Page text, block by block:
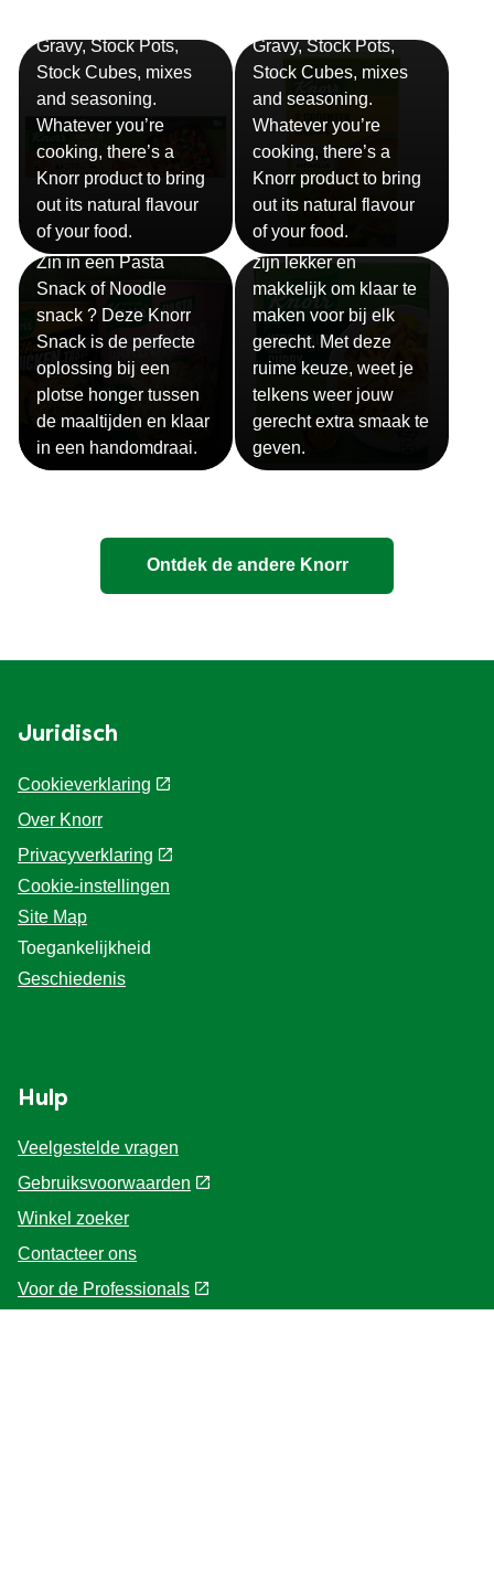
Gravy, Stock Pots,
Stock Cubes, mixes
and seasoning.
Whatever you’re
cooking, there’s a
Knorr product to bring
out its natural flavour
of your food.
Gravy, Stock Pots,
Stock Cubes, mixes
and seasoning.
Whatever you’re
cooking, there’s a
Knorr product to bring
out its natural flavour
of your food.
Snackpots
Zin in een Pasta
Snack of Noodle
snack ? Deze Knorr
Snack is de perfecte
oplossing bij een
plotse honger tussen
de maaltijden en klaar
in een handomdraai.
Sauzen
Onze Knorr sauzen
zijn lekker en
makkelijk om klaar te
maken voor bij elk
gerecht. Met deze
ruime keuze, weet je
telkens weer jouw
gerecht extra smaak te
geven.
Ontdek de andere Knorr
Juridisch
Cookieverklaring
Over Knorr
Privacyverklaring
Cookie-instellingen
Site Map
Toegankelijkheid
Geschiedenis
Hulp
Veelgestelde vragen
Gebruiksvoorwaarden
Winkel zoeker
Contacteer ons
Voor de Professionals